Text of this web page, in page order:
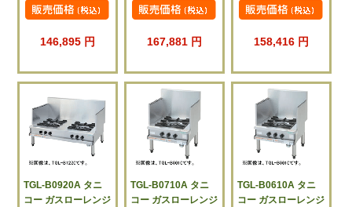
146,895 円 167,881 円 158,416 円
TGL-B0920A タニ
コー ガスローレンジ
TGL-B0710A タニ
コー ガスローレンジ
TGL-B0610A タニ
コー ガスローレンジ